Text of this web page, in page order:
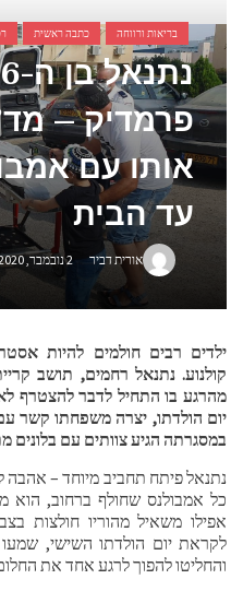
אביזרים ומתנות
אשפוז פסיכיאטרי ביתי: הגישה
בריאות ורווחה כתבה ראשית
פרמדיק –
אותו עם
עד הבית
אורית דביר 2 נובמבר, 2020
ילדים רבים חולמים להיות
מהרגע בו התחיל לדבר להצטרף
יום הולדתו, יצרה משפחתו קשר
במסגרתה הגיע צוותים עם בלונים
נתנאל פיתח תחביב מיוחד – אהבה
כל אמבולנס שחולף ברחוב, הוא
אפילו משאיל מהוריו חולצות
לקראת יום הולדתו השישי,
והחליטו להפוך לרגע אחד את